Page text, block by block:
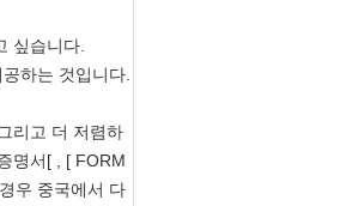
싶습니다.
하는 것입니다.
리고 더 저렴하
명서[ , [ FORM
우 중국에서 다